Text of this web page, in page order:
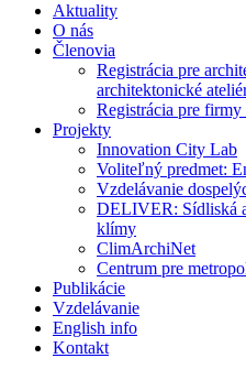
Aktuality
O nás
Členovia
Registrácia pre
architektonické
Registrácia pre
Projekty
Innovation City Lab
Voliteľný predmet:
Vzdelávanie
DELIVER: Sídliská
klímy
ClimArchiNet
Centrum pre
Publikácie
Vzdelávanie
English info
Kontakt